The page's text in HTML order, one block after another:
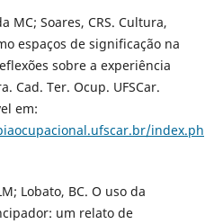
MC; Soares, CRS. Cultura,
espaços de significação na
sobre a experiência
Cad. Ter. Ocup. UFSCar.
em:
Lobato, BC. O uso da
um relato de